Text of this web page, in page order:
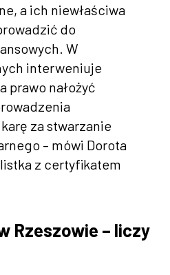
a ich niewłaściwa
do
W
interweniuje
prawo nałożyć
za stwarzanie
– mówi Dorota
z certyfikatem
Rzeszowie – liczy